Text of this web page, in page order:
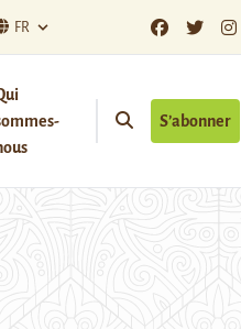
FR
S’abonner